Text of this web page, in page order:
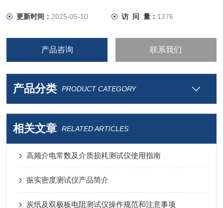
更新时间： 2025-05-10 访 问 量： 1376
产品咨询 联系我们
产品分类 PRODUCT CATEGORY
相关文章 RELATED ARTICLES
高频介电常数及介质损耗测试仪使用指南
振实密度测试仪产品简介
炭纸及双极板电阻测试仪操作规范和注意事项